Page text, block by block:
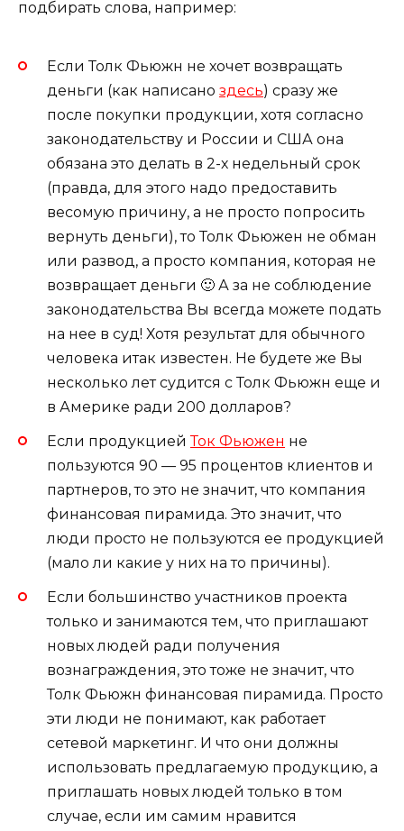
подбирать слова, например:
Если Толк Фьюжн не хочет возвращать
деньги (как написано здесь) сразу же
после покупки продукции, хотя согласно
законодательству и России и США она
обязана это делать в 2-х недельный срок
(правда, для этого надо предоставить
весомую причину, а не просто попросить
вернуть деньги), то Толк Фьюжен не обман
или развод, а просто компания, которая не
возвращает деньги 🙂 А за не соблюдение
законодательства Вы всегда можете подать
на нее в суд! Хотя результат для обычного
человека итак известен. Не будете же Вы
несколько лет судится с Толк Фьюжн еще и
в Америке ради 200 долларов?
Если продукциейТок Фьюжен не
пользуются 90 — 95 процентов клиентов и
партнеров, то это не значит, что компания
финансовая пирамида. Это значит, что
люди просто не пользуются ее продукцией
(мало ли какие у них на то причины).
Если большинство участников проекта
только и занимаются тем, что приглашают
новых людей ради получения
вознаграждения, это тоже не значит, что
Толк Фьюжн финансовая пирамида. Просто
эти люди не понимают, как работает
сетевой маркетинг. И что они должны
использовать предлагаемую продукцию, а
приглашать новых людей только в том
случае, если им самим нравится